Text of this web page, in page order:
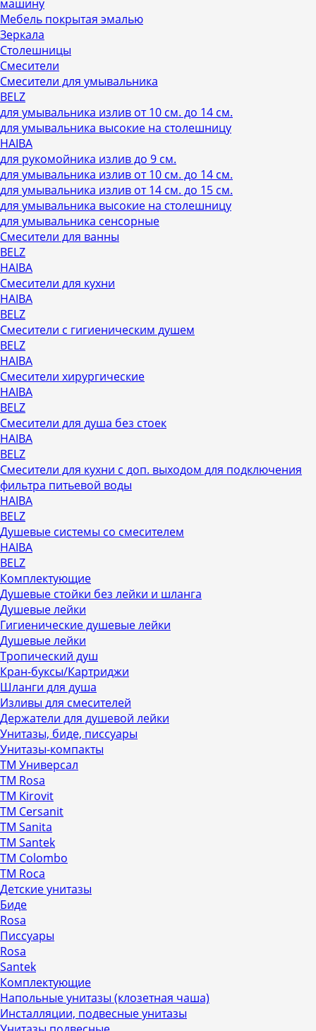
машину
Мебель покрытая эмалью
Зеркала
Столешницы
Смесители
Смесители для умывальника
BELZ
для умывальника излив от 10 см. до 14 см.
для умывальника высокие на столешницу
HAIBA
для рукомойника излив до 9 см.
для умывальника излив от 10 см. до 14 см.
для умывальника излив от 14 см. до 15 см.
для умывальника высокие на столешницу
для умывальника сенсорные
Смесители для ванны
BELZ
HAIBA
Смесители для кухни
HAIBA
BELZ
Смесители с гигиеническим душем
BELZ
HAIBA
Смесители хирургические
HAIBA
BELZ
Смесители для душа без стоек
HAIBA
BELZ
Смесители для кухни с доп. выходом для подключения
фильтра питьевой воды
HAIBA
BELZ
Душевые системы со смесителем
HAIBA
BELZ
Комплектующие
Душевые стойки без лейки и шланга
Душевые лейки
Гигиенические душевые лейки
Душевые лейки
Тропический душ
Кран-буксы/Картриджи
Шланги для душа
Изливы для смесителей
Держатели для душевой лейки
Унитазы, биде, писсуары
Унитазы-компакты
ТМ Универсал
ТМ Rosa
ТМ Kirovit
ТМ Cersanit
ТМ Sanita
ТМ Santek
ТМ Colombo
ТМ Roca
Детские унитазы
Биде
Rosa
Писсуары
Rosa
Santek
Комплектующие
Напольные унитазы (клозетная чаша)
Инсталляции, подвесные унитазы